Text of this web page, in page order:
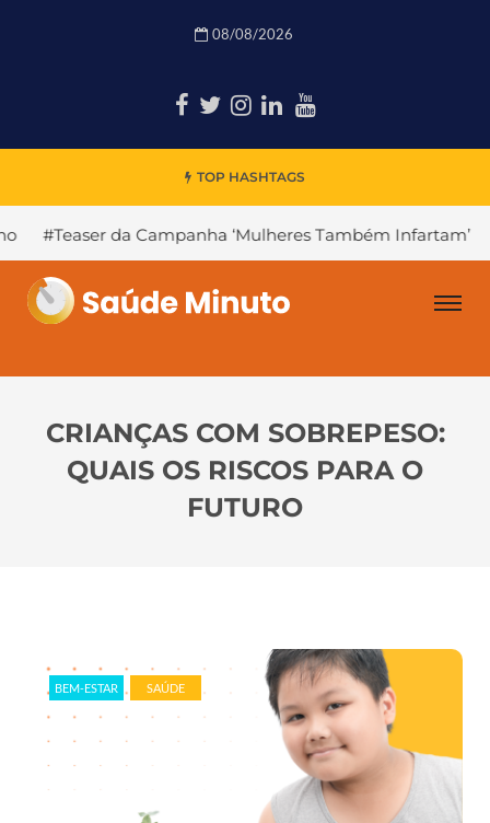
08/08/2026
TOP HASHTAGS
Campanha ‘Mulheres Também Infartam’ #Declínio
CRIANÇAS COM SOBREPESO:
QUAIS OS RISCOS PARA O
FUTURO
BEM-ESTAR SAÚDE